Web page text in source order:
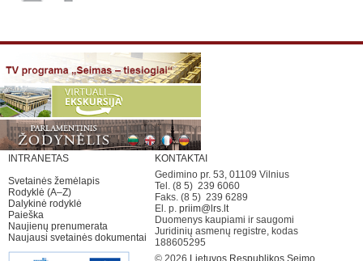
INTRANETAS
Svetainės žemėlapis
Rodyklė (A–Z)
Dalykinė rodyklė
Paieška
Naujienų prenumerata
Naujausi svetainės dokumentai
KONTAKTAI
Gedimino pr. 53, 01109 Vilnius
Tel. (8 5) 239 6060
Faks. (8 5) 239 6289
El. p. priim@lrs.lt
Duomenys kaupiami ir saugomi
Juridinių asmenų registre, kodas
188605295